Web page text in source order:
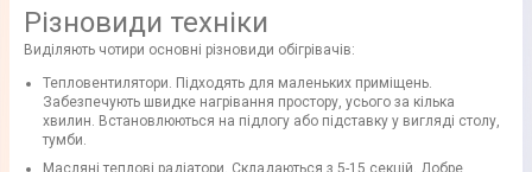
Різновиди техніки
Виділяють чотири основні різновиди обігрівачів:
Тепловентилятори. Підходять для маленьких приміщень.
Забезпечують швидке нагрівання простору, усього за кілька
хвилин. Встановлюються на підлогу або підставку у вигляді столу,
тумби.
Масляні теплові радіатори. Складаються з 5-15 секцій. Добре